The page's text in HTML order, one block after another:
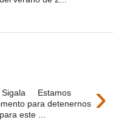
›
Sigala Estamos
para detenernos
este ...